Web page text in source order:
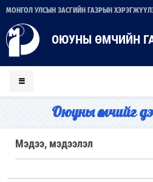
МОНГОЛ УЛСЫН ЗАСГИЙН ГАЗРЫН
ОЮУНЫ ӨМЧИЙН
Оюуны өмчийг
Мэдээ, мэдээлэл